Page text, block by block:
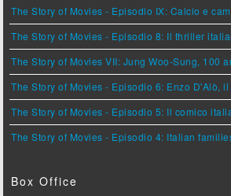
The Story of Movies - Episodio IX: Calcio e
The Story of Movies - Episodio 8: Il thriller
The Story of Movies VII: Jung Woo-Sung, 100
The Story of Movies - Episodio 6: Enzo D'Alò,
The Story of Movies - Episodio 5: Il comico
The Story of Movies - Episodio 4: Italian
Box Office